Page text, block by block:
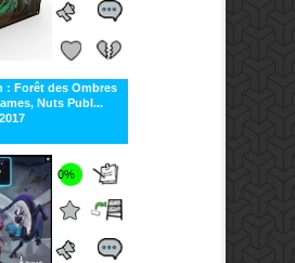
: Forêt des Ombres
Nuts Publ...
0%